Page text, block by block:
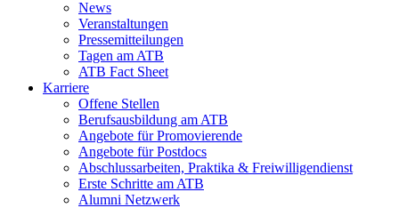
News
Veranstaltungen
Pressemitteilungen
Tagen am ATB
ATB Fact Sheet
Karriere
Offene Stellen
Berufsausbildung am ATB
Angebote für Promovierende
Angebote für Postdocs
Abschlussarbeiten, Praktika & Freiwilligendienst
Erste Schritte am ATB
Alumni Netzwerk